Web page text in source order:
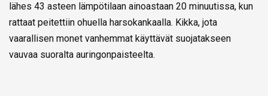
lähes 43 asteen lämpötilaan ainoastaan 20 minuutissa, kun
rattaat peitettiin ohuella harsokankaalla. Kikka, jota
vaarallisen monet vanhemmat käyttävät suojatakseen
vauvaa suoralta auringonpaisteelta.